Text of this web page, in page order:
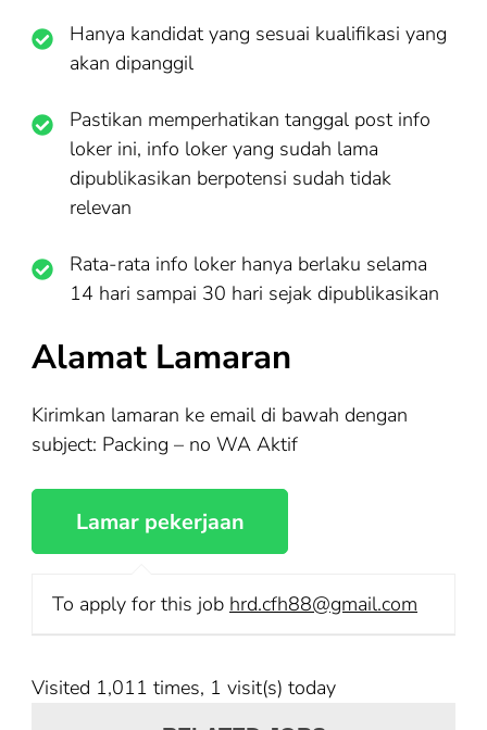
Hanya kandidat yang sesuai kualifikasi yang
akan dipanggil
Pastikan memperhatikan tanggal post info
loker ini, info loker yang sudah lama
dipublikasikan berpotensi sudah tidak
relevan
Rata-rata info loker hanya berlaku selama
14 hari sampai 30 hari sejak dipublikasikan
Alamat Lamaran
Kirimkan lamaran ke email di bawah dengan
subject: Packing – no WA Aktif
To apply for this job hrd.cfh88@gmail.com
Visited 1,011 times, 1 visit(s) today